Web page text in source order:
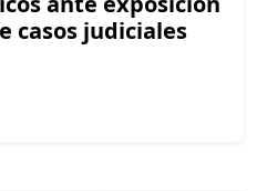
casos judiciales